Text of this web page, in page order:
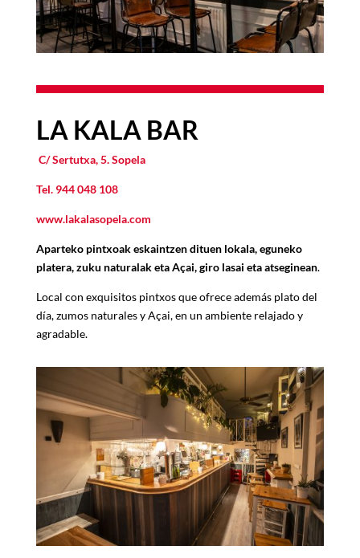
LA KALA BAR
C/ Sertutxa, 5. Sopela
Tel. 944 048 108
www.lakalasopela.com
Aparteko pintxoak eskaintzen dituen lokala, eguneko
platera, zuku naturalak eta Açai, giro lasai eta atseginean.
Local con exquisitos pintxos que ofrece además plato del
día, zumos naturales y Açai, en un ambiente relajado y
agradable.